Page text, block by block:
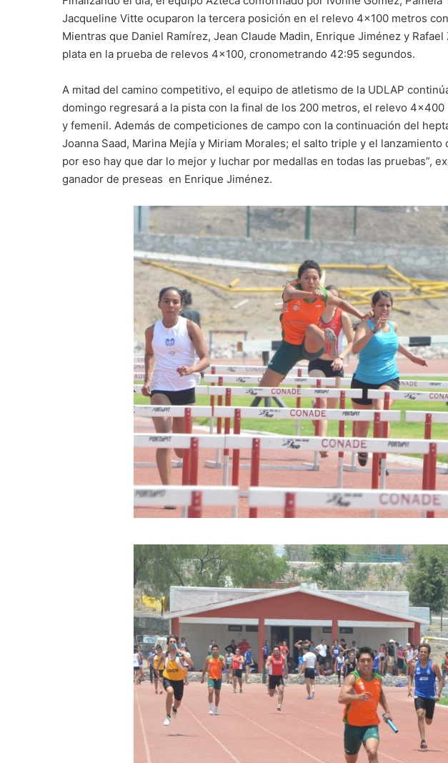
Jacqueline Vitte ocuparon la tercera posición en el relevo 4×100 metros
Mientras que Daniel Ramírez, Jean Claude Madin, Enrique Jiménez y
plata en la prueba de relevos 4×100, cronometrando 42:95 segundos.
A mitad del camino competitivo, el equipo de atletismo de la UDLAP
domingo regresará a la pista con la final de los 200 metros, el relevo
y femenil. Además de competiciones de campo con la continuación del
Joanna Saad, Marina Mejía y Miriam Morales; el salto triple y el lanzamiento
por eso hay que dar lo mejor y luchar por medallas en todas las pruebas”,
ganador de preseas en Enrique Jiménez.